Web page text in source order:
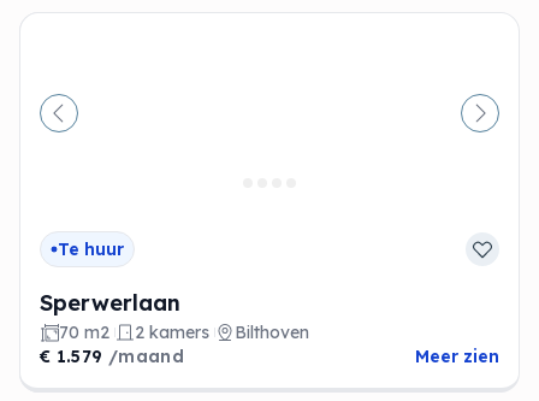
Vorige
Te huur
Sperwerlaan
70 m2 2 kamers
Bilthoven
€ 1.579 /maand Meer zien